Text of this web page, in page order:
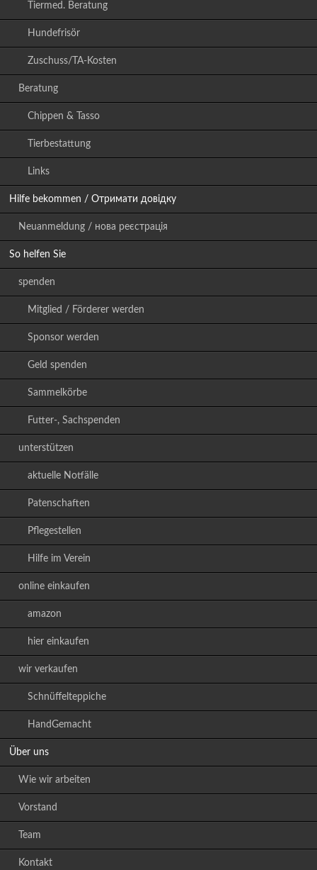
Tiermed. Beratung
Hundefrisör
Zuschuss/TA-Kosten
Beratung
Chippen & Tasso
Tierbestattung
Links
Hilfe bekommen / Отримати довідку
Neuanmeldung / нова реєстрація
So helfen Sie
spenden
Mitglied / Förderer werden
Sponsor werden
Geld spenden
Sammelkörbe
Futter-, Sachspenden
unterstützen
aktuelle Notfälle
Patenschaften
Pflegestellen
Hilfe im Verein
online einkaufen
amazon
hier einkaufen
wir verkaufen
Schnüffelteppiche
HandGemacht
Über uns
Wie wir arbeiten
Vorstand
Team
Kontakt